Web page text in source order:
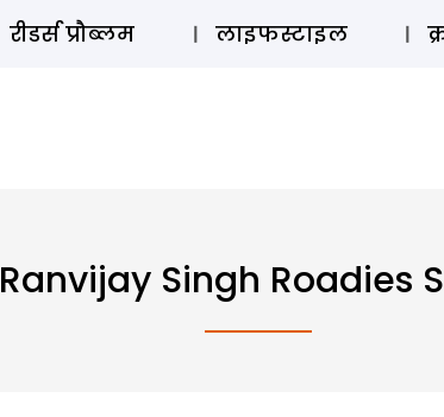
रीडर्स प्रौब्लम लाइफस्टाइल
Ranvijay Singh Roadies